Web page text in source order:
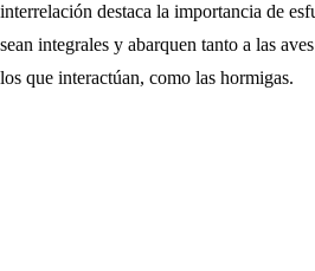
interrelación destaca la importancia de
sean integrales y abarquen tanto a las
los que interactúan, como las hormigas.